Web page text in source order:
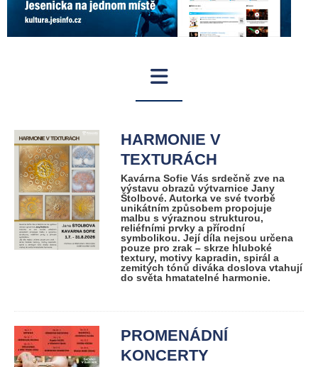
HARMONIE V
TEXTURÁCH
Kavárna Sofie Vás srdečně zve na
výstavu obrazů výtvarnice Jany
Štolbové. Autorka ve své tvorbě
unikátním způsobem propojuje
malbu s výraznou strukturou,
reliéfními prvky a přírodní
symbolikou. Její díla nejsou určena
pouze pro zrak – skrze hluboké
textury, motivy kapradin, spirál a
zemitých tónů diváka doslova vtahují
do světa hmatatelné harmonie.
PROMENÁDNÍ
KONCERTY